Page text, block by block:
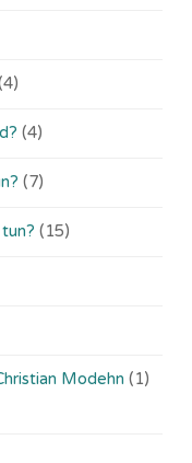
(4)
(7)
(15)
Modehn (1)